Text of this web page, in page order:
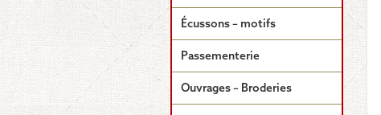
Écussons – motifs
Passementerie
Ouvrages – Broderies